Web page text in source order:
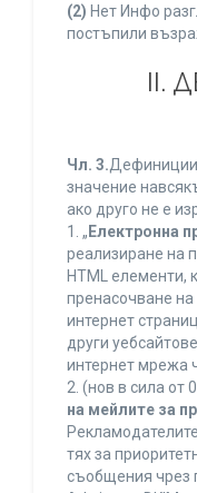
(2) Нет Инфо
постъпили
Чл. 3.
значение
ако друго не е
1. „ Електронна
реализиране на
HTML елементи,
пренасочване
интернет
други
интернет мрежа
2. (нов в сила от
на мейлите за
тях за
съобщения чрез